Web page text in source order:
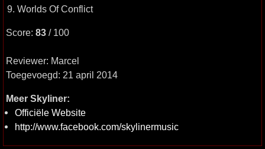
9. Worlds Of Conflict
Score: 83 / 100
Reviewer: Marcel
Toegevoegd: 21 april 2014
Meer Skyliner:
Officiële Website
http://www.facebook.com/skylinermusic